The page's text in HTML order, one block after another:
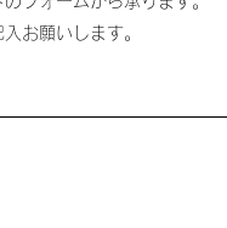
お願いします。